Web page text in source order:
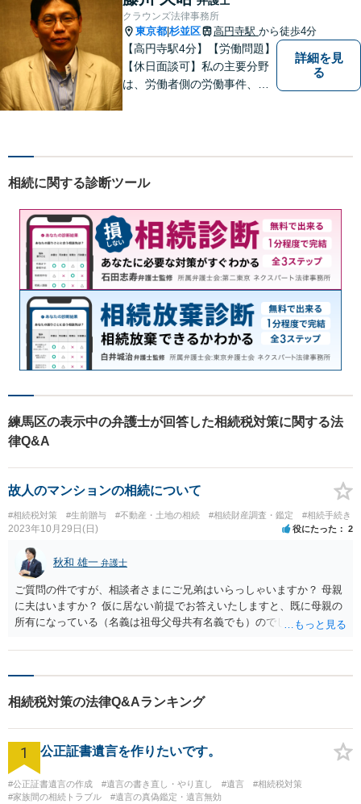
クラウンズ法律事務所
東京都 杉並区 高円寺駅 から徒歩4分
【高円寺駅4分】【労働問題】
【休日面談可】私の主要分野
は、労働者側の労働事件、企
件を数多く担当しています。
の効用を得られるように頑張
っています。
詳細を見
る
相続に関する診断ツール
練馬区の表示中の弁護士が回答した相続税対策に関する法
律Q&A
故人のマンションの相続について
#相続税対策 #生前贈与 #不動産・土地の相続 #相続財産調査・鑑定 #相続手続き
2023年10月29日(日) 役にたった 2
秋和 雄一 弁護士
ご質問の件ですが、相談者さまにご兄弟はいらっしゃいますか？ 母親
に夫はいますか？ 仮に居ない前提でお答えいたしますと、既に母親の
所有になっている（名義は祖母父母共有名義でも）のでしたら、あえ
ら、母親にもしものことがあれば、そのまま所有権が相談者さまに移
のももったいないですね。 ただし、相続陶器の義務化がなされてお
相続税対策の法律Q&Aランキング
1 公正証書遺言を作りたいです。
#公正証書遺言の作成 #遺言の書き直し・やり直し #遺言
#相続税対策
#家族間の相続トラブル
#遺言の真偽鑑定・遺言無効